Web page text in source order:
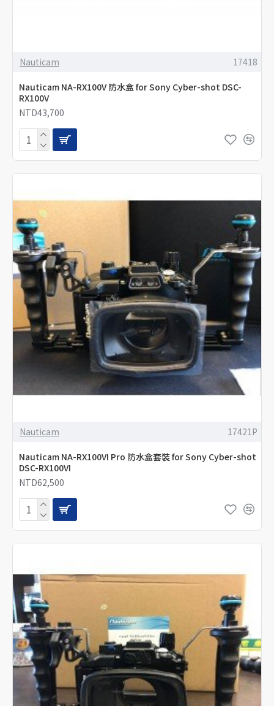
Nauticam 17418
Nauticam NA-RX100V 防水盒 for Sony Cyber-shot DSC-
RX100V
NTD43,700
Nauticam 17421P
Nauticam NA-RX100VI Pro 防水盒套裝 for Sony Cyber-shot
DSC-RX100VI
NTD62,500